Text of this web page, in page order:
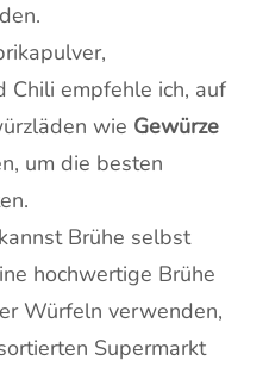
Chili empfehle ich, auf
wie Gewürze
um die besten
Brühe selbst
hochwertige Brühe
Würfeln verwenden,
Supermarkt